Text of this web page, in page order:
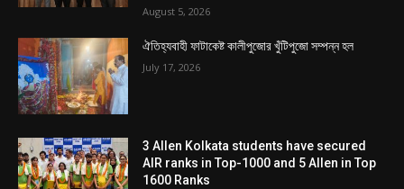
August 5, 2026
ঐতিহ্যবাহী ফাটাকেষ্ট কালীপুজোর খুঁটিপুজো সম্পন্ন হল
July 17, 2026
3 Allen Kolkata students have secured
AIR ranks in Top-1000 and 5 Allen in Top
1600 Ranks